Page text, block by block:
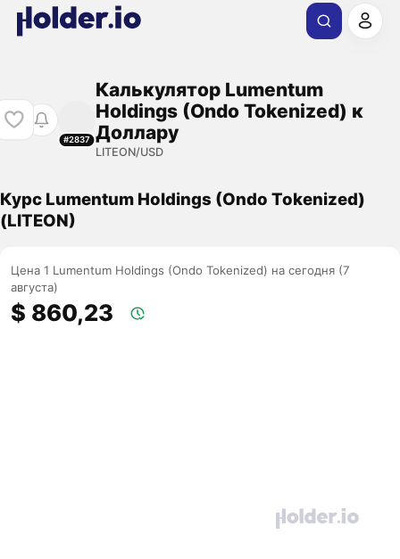
#2837
Калькулятор Lumentum
Holdings (Ondo Tokenized) к
Доллару
LITEON/USD
Курс Lumentum Holdings (Ondo Tokenized)
(LITEON)
Цена 1 Lumentum Holdings (Ondo Tokenized) на сегодня (7
августа)
$ 860,23